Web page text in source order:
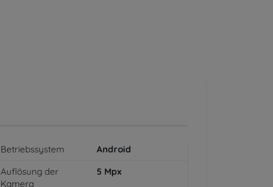
Betriebssystem
Android
Auflösung der
Kamera
5 Mpx